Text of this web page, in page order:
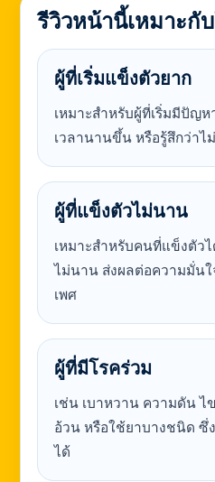
รีวิวหน้านี้เหมาะกั
ผู้ที่เริ่มแข็งตัวยาก
เหมาะสำหรับผู้ที่เริ่มมีปัญ
เวลานานขึ้น หรือรู้สึกว่าไ
ผู้ที่แข็งตัวไม่นาน
เหมาะสำหรับคนที่แข็งตัว
ไม่นาน ส่งผลต่อความมั่น
เพศ
ผู้ที่มีโรคร่วม
เช่น เบาหวาน ความดัน ไ
อ้วน หรือใช้ยาบางชนิด ซึ่
ได้